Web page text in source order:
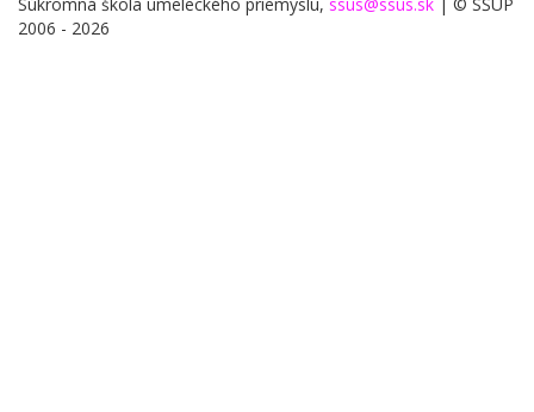
2006 - 2026